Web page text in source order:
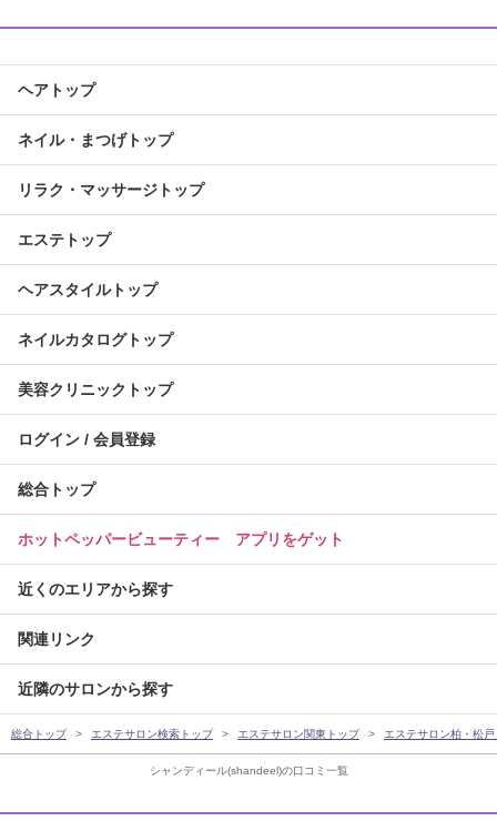
シャンディール(shandeel)の口コミ一覧
ヘアトップ
ネイル・まつげトップ
リラク・マッサージトップ
エステトップ
ヘアスタイルトップ
ネイルカタログトップ
美容クリニックトップ
ログイン / 会員登録
総合トップ
ホットペッパービューティー アプリをゲット
近くのエリアから探す
関連リンク
近隣のサロンから探す
総合トップ エステサロン検索トップ エステサロン関東トップ エステサロン柏・松